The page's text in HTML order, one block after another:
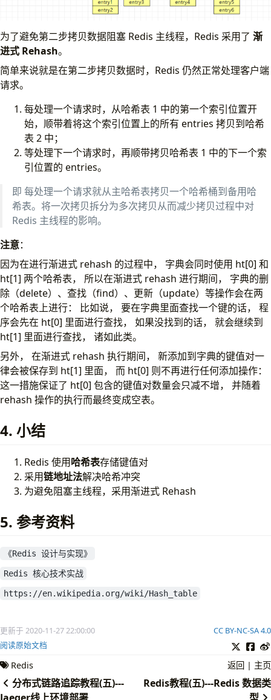
为了避免第二步拷贝数据阻塞 Redis 主线程，Redis 采用了 渐
进式 Rehash。
简单来说就是在第二步拷贝数据时，Redis 仍然正常处理客户端
请求。
每处理一个请求时，从哈希表 1 中的第一个索引位置开
始，顺带着将这个索引位置上的所有 entries 拷贝到哈希
表 2 中；
等处理下一个请求时，再顺带拷贝哈希表 1 中的下一个索
引位置的 entries。
即 每处理一个请求就从主哈希表拷贝一个哈希桶到备用哈
希表。将一次拷贝拆分为多次拷贝从而减少拷贝过程中对
Redis 主线程的影响。
注意：
因为在进行渐进式 rehash 的过程中， 字典会同时使用 ht[0] 和
ht[1] 两个哈希表， 所以在渐进式 rehash 进行期间， 字典的删
除（delete）、查找（find）、更新（update）等操作会在两
个哈希表上进行： 比如说， 要在字典里面查找一个键的话， 程
序会先在 ht[0] 里面进行查找， 如果没找到的话， 就会继续到
ht[1] 里面进行查找， 诸如此类。
另外， 在渐进式 rehash 执行期间， 新添加到字典的键值对一
律会被保存到 ht[1] 里面， 而 ht[0] 则不再进行任何添加操作：
这一措施保证了 ht[0] 包含的键值对数量会只减不增， 并随着
rehash 操作的执行而最终变成空表。
4. 小结
Redis 使用哈希表存储键值对
采用链地址法解决哈希冲突
为避免阻塞主线程，采用渐进式 Rehash
5. 参考资料
《Redis 设计与实现》
Redis 核心技术实战
https://en.wikipedia.org/wiki/Hash_table
更新于 2020-11-27 22:00:00
CC BY-NC-SA 4.0
阅读原始文档
Redis 返回 | 主页
分布式链路追踪教程(五)---
Redis教程(五)---Redis 数据类